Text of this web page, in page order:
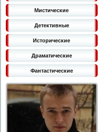
Мистические
Детективные
Исторические
Драматические
Фантастические